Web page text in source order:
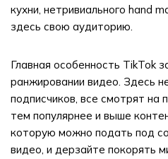
кухни, нетривиального hand
здесь свою аудиторию.
Главная особенность TikTok
ранжировании видео. Здесь
подписчиков, все смотрят на
тем популярнее и выше
которую можно подать под
видео, и дерзайте покорять